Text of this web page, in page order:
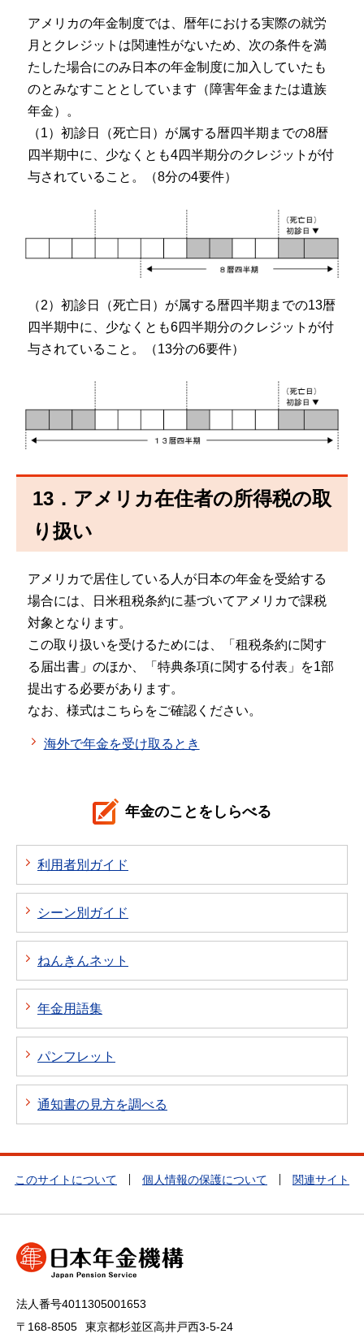
アメリカの年金制度では、暦年における実際の就労
月とクレジットは関連性がないため、次の条件を満
たした場合にのみ日本の年金制度に加入していたも
のとみなすこととしています（障害年金または遺族
年金）。
（1）初診日（死亡日）が属する暦四半期までの8暦
四半期中に、少なくとも4四半期分のクレジットが付
与されていること。（8分の4要件）
（2）初診日（死亡日）が属する暦四半期までの13暦
四半期中に、少なくとも6四半期分のクレジットが付
与されていること。（13分の6要件）
13．アメリカ在住者の所得税の取
り扱い
アメリカで居住している人が日本の年金を受給する
場合には、日米租税条約に基づいてアメリカで課税
対象となります。
この取り扱いを受けるためには、「租税条約に関す
る届出書」のほか、「特典条項に関する付表」を1部
提出する必要があります。
なお、様式はこちらをご確認ください。
海外で年金を受け取るとき
年金のことをしらべる
利用者別ガイド
シーン別ガイド
ねんきんネット
年金用語集
パンフレット
通知書の見方を調べる
このサイトについて 個人情報の保護について 関連サイト
法人番号4011305001653
〒168-8505
東京都杉並区高井戸西3-5-24